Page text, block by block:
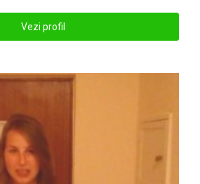
Vezi profil